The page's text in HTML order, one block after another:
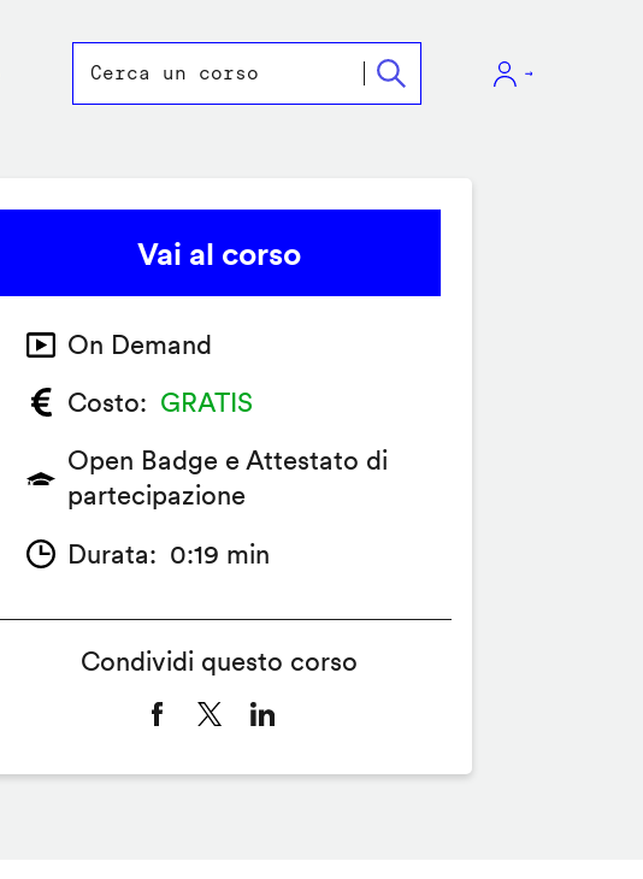
Vai al corso
On Demand
Costo
GRATIS
Open Badge e Attestato di
partecipazione
Durata
0:19 min
Condividi questo corso